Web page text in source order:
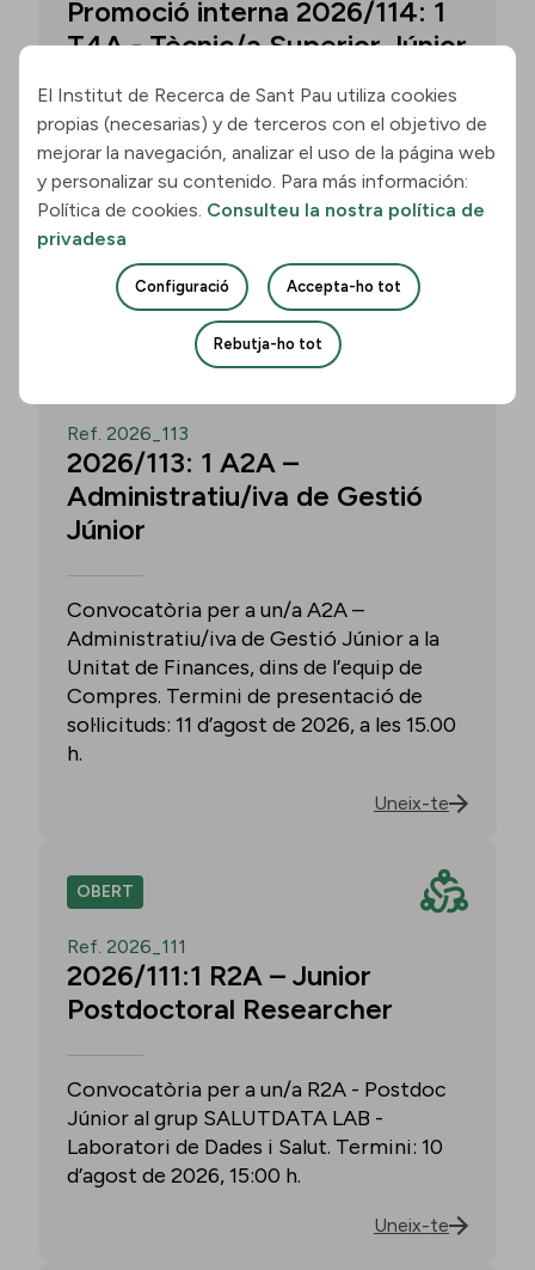
Promoció interna 2026/114: 1
T4A - Tècnic/a Superior Júnior
Convocatòria per a un/a T4A - Tècnic/a
Superior Júnior al grup Neurobiologia de
les Demències - Multilingual Aphasia &
Dementia Research Lab. Termini: 11
d’agost de 2026, 15.00 h.
Uneix-te
Ref. 2026_113
2026/113: 1 A2A –
Administratiu/iva de Gestió
Júnior
Convocatòria per a un/a A2A –
Administratiu/iva de Gestió Júnior a la
Unitat de Finances, dins de l’equip de
Compres. Termini de presentació de
sol·licituds: 11 d’agost de 2026, a les 15.00
h.
Uneix-te
OBERT
Ref. 2026_111
2026/111:1 R2A – Junior
Postdoctoral Researcher
Convocatòria per a un/a R2A - Postdoc
Júnior al grup SALUTDATA LAB -
Laboratori de Dades i Salut. Termini: 10
d’agost de 2026, 15:00 h.
Uneix-te
El Institut de Recerca de Sant Pau utiliza cookies
propias (necesarias) y de terceros con el objetivo de
mejorar la navegación, analizar el uso de la página web
y personalizar su contenido. Para más información:
Política de cookies. Consulteu la nostra política de
privadesa
Configuració Accepta-ho tot
Rebutja-ho tot